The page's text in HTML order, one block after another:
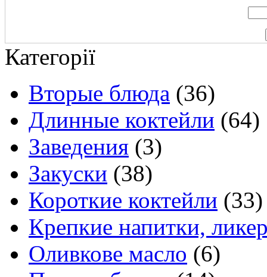
Категорії
Вторые блюда (36)
Длинные коктейли (64)
Заведения (3)
Закуски (38)
Короткие коктейли (33)
Крепкие напитки,
Оливкове масло (6)